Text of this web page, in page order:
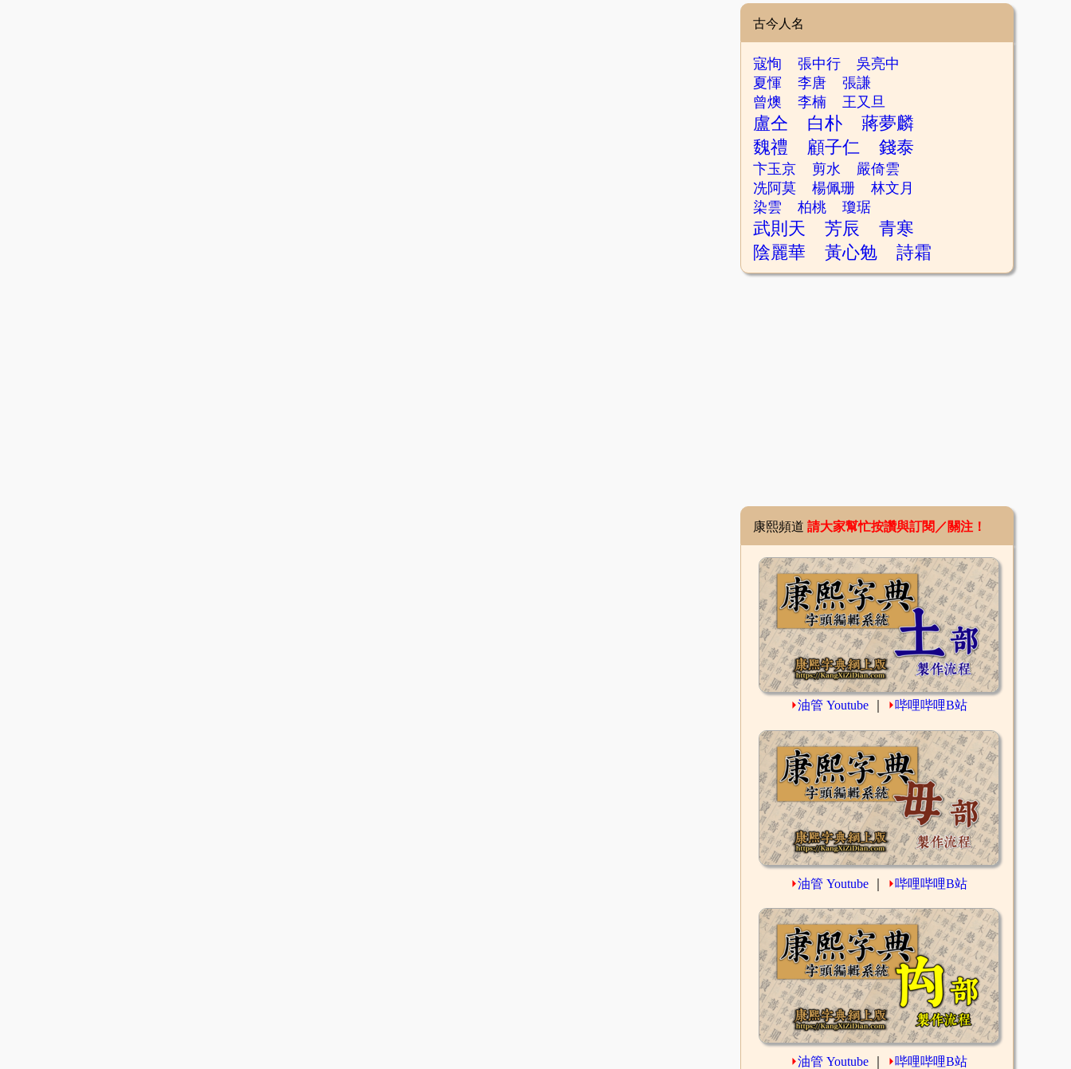
古今人名
寇恂 張中行
吳亮中
夏惲
李唐
張謙
曾燠
李楠 王又旦
盧仝 白朴
蔣夢麟
魏禮
顧子仁 錢泰
卞玉京 剪水
嚴倚雲
冼阿莫
楊佩珊
林文月
染雲
柏桃 瓊琚
武則天 芳辰
青寒
陰麗華
黃心勉 詩霜
康熙頻道 請大家幫忙按讚與訂閱／關注！
⏵油管 Youtube ⏵哔哩哔哩B站
⏵油管 Youtube ⏵哔哩哔哩B站
⏵油管 Youtube ⏵哔哩哔哩B站